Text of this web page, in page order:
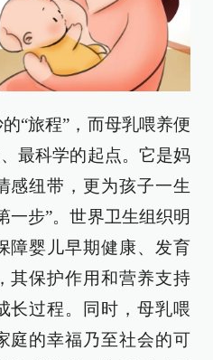
“旅程”，而母乳喂养便
最科学的起点。它是妈
感纽带，更为孩子一生
一步”。世界卫生组织明
障婴儿早期健康、发育
其保护作用和营养支持
长过程。同时，母乳喂
庭的幸福乃至社会的可